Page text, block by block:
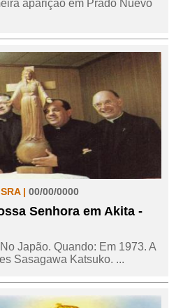
aparição em Prado Nuevo
| 00/00/0000
Senhora em Akita -
Japão. Quando: Em 1973. A
Sasagawa Katsuko. ...